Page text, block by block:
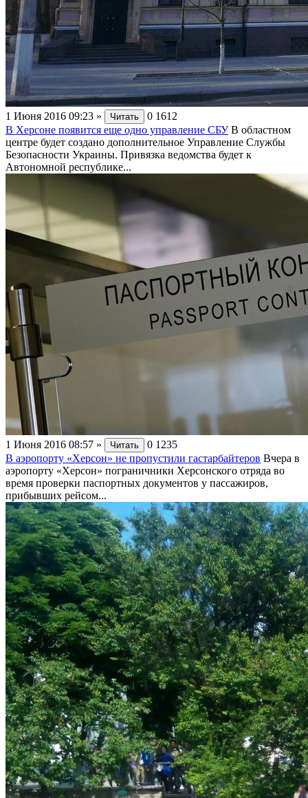
1 Июня 2016 09:23 » Читать 0 1612
В Херсоне появится еще одно управление СБУ В областном
центре будет создано дополнительное Управление Службы
Безопасности Украины. Привязка ведомства будет к
Автономной республике...
1 Июня 2016 08:57 » Читать 0 1235
В аэропорту «Херсон» не пропустили гастарбайтеров Вчера в
аэропорту «Херсон» пограничники Херсонского отряда во
время проверки паспортных документов у пассажиров,
прибывших рейсом...